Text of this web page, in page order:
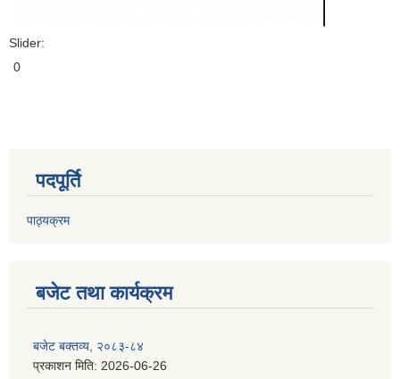
Slider:
0
पदपूर्ति
पाठ्यक्रम
बजेट तथा कार्यक्रम
बजेट बक्तव्य, २०८३-८४
प्रकाशन मिति: 2026-06-26